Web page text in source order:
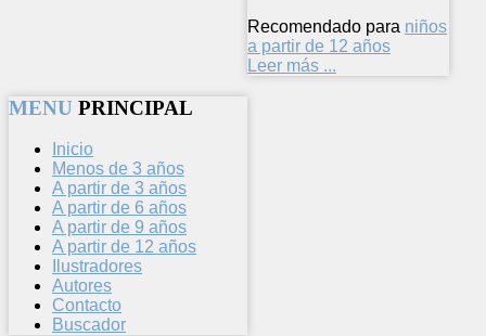
Recomendado para niños
a partir de 12 años
Leer más ...
MENU PRINCIPAL
Inicio
Menos de 3 años
A partir de 3 años
A partir de 6 años
A partir de 9 años
A partir de 12 años
Ilustradores
Autores
Contacto
Buscador